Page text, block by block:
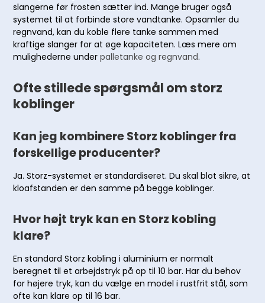
slangerne før frosten sætter ind. Mange bruger også
systemet til at forbinde store vandtanke. Opsamler du
regnvand, kan du koble flere tanke sammen med
kraftige slanger for at øge kapaciteten. Læs mere om
mulighederne underpalletanke og regnvand.
Ofte stillede spørgsmål om storz
koblinger
Kan jeg kombinere Storz koblinger fra
forskellige producenter?
Ja. Storz-systemet er standardiseret. Du skal blot sikre, at
kloafstanden er den samme på begge koblinger.
Hvor højt tryk kan en Storz kobling
klare?
En standard Storz kobling i aluminium er normalt
beregnet til et arbejdstryk på op til 10 bar. Har du behov
for højere tryk, kan du vælge en model i rustfrit stål, som
ofte kan klare op til 16 bar.